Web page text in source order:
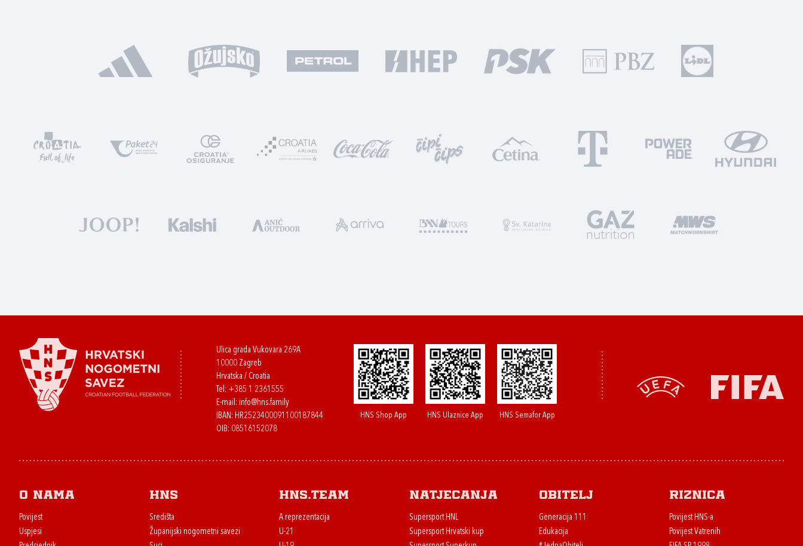
Ulica grada Vukovara 269A
10000 Zagreb
Hrvatska / Croatia
Tel: +385 1 2361555
E-mail: info@hns.family
IBAN: HR2523400091100187844
OIB: 08516152078
HNS Shop App HNS Ulaznice App HNS Semafor App
O nama
Povijest
Uspjesi
HNS
Središta
Županijski nogometni savezi
HNS.team
A reprezentacija
U-21
Natjecanja
Supersport HNL
Supersport Hrvatski kup
Obitelj
Generacija 111
Edukacija
Riznica
Povijest HNS-a
Povijest Vatrenih